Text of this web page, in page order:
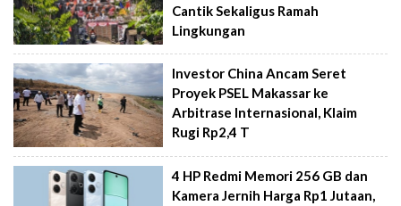
Cantik Sekaligus Ramah
Lingkungan
Investor China Ancam Seret
Proyek PSEL Makassar ke
Arbitrase Internasional, Klaim
Rugi Rp2,4 T
4 HP Redmi Memori 256 GB dan
Kamera Jernih Harga Rp1 Jutaan,